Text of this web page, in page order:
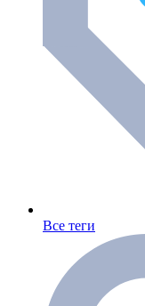
Все теги